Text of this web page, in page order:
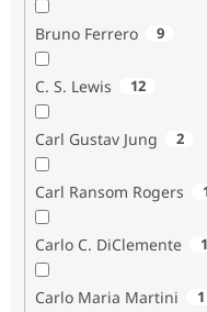
Bruno Ferrero 9
C. S. Lewis 12
Carl Gustav Jung 2
Carl Ransom Rogers
Carlo C. DiClemente 1
Carlo Maria Martini 1